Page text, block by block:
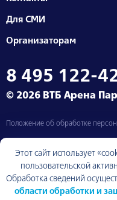
Для СМИ
Организаторам
8 495 122-
© 2026 ВТБ Арена
Положение об обработке
Этот сайт использует
пользовательской
Обработка сведений
области обработки и